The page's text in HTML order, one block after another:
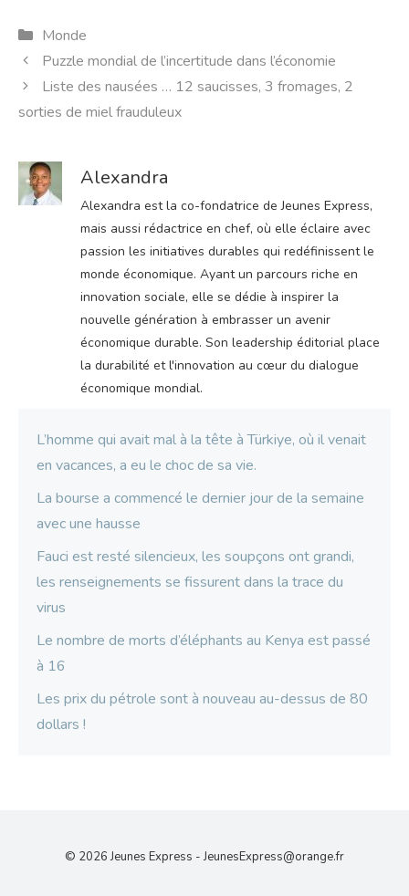
Catégories
Monde
Puzzle mondial de l’incertitude dans l’économie
Liste des nausées … 12 saucisses, 3 fromages, 2
sorties de miel frauduleux
Alexandra
Alexandra est la co-fondatrice de Jeunes Express,
mais aussi rédactrice en chef, où elle éclaire avec
passion les initiatives durables qui redéfinissent le
monde économique. Ayant un parcours riche en
innovation sociale, elle se dédie à inspirer la
nouvelle génération à embrasser un avenir
économique durable. Son leadership éditorial place
la durabilité et l'innovation au cœur du dialogue
économique mondial.
L’homme qui avait mal à la tête à Türkiye, où il venait
en vacances, a eu le choc de sa vie.
La bourse a commencé le dernier jour de la semaine
avec une hausse
Fauci est resté silencieux, les soupçons ont grandi,
les renseignements se fissurent dans la trace du
virus
Le nombre de morts d’éléphants au Kenya est passé
à 16
Les prix du pétrole sont à nouveau au-dessus de 80
dollars !
© 2026 Jeunes Express -JeunesExpress@orange.fr